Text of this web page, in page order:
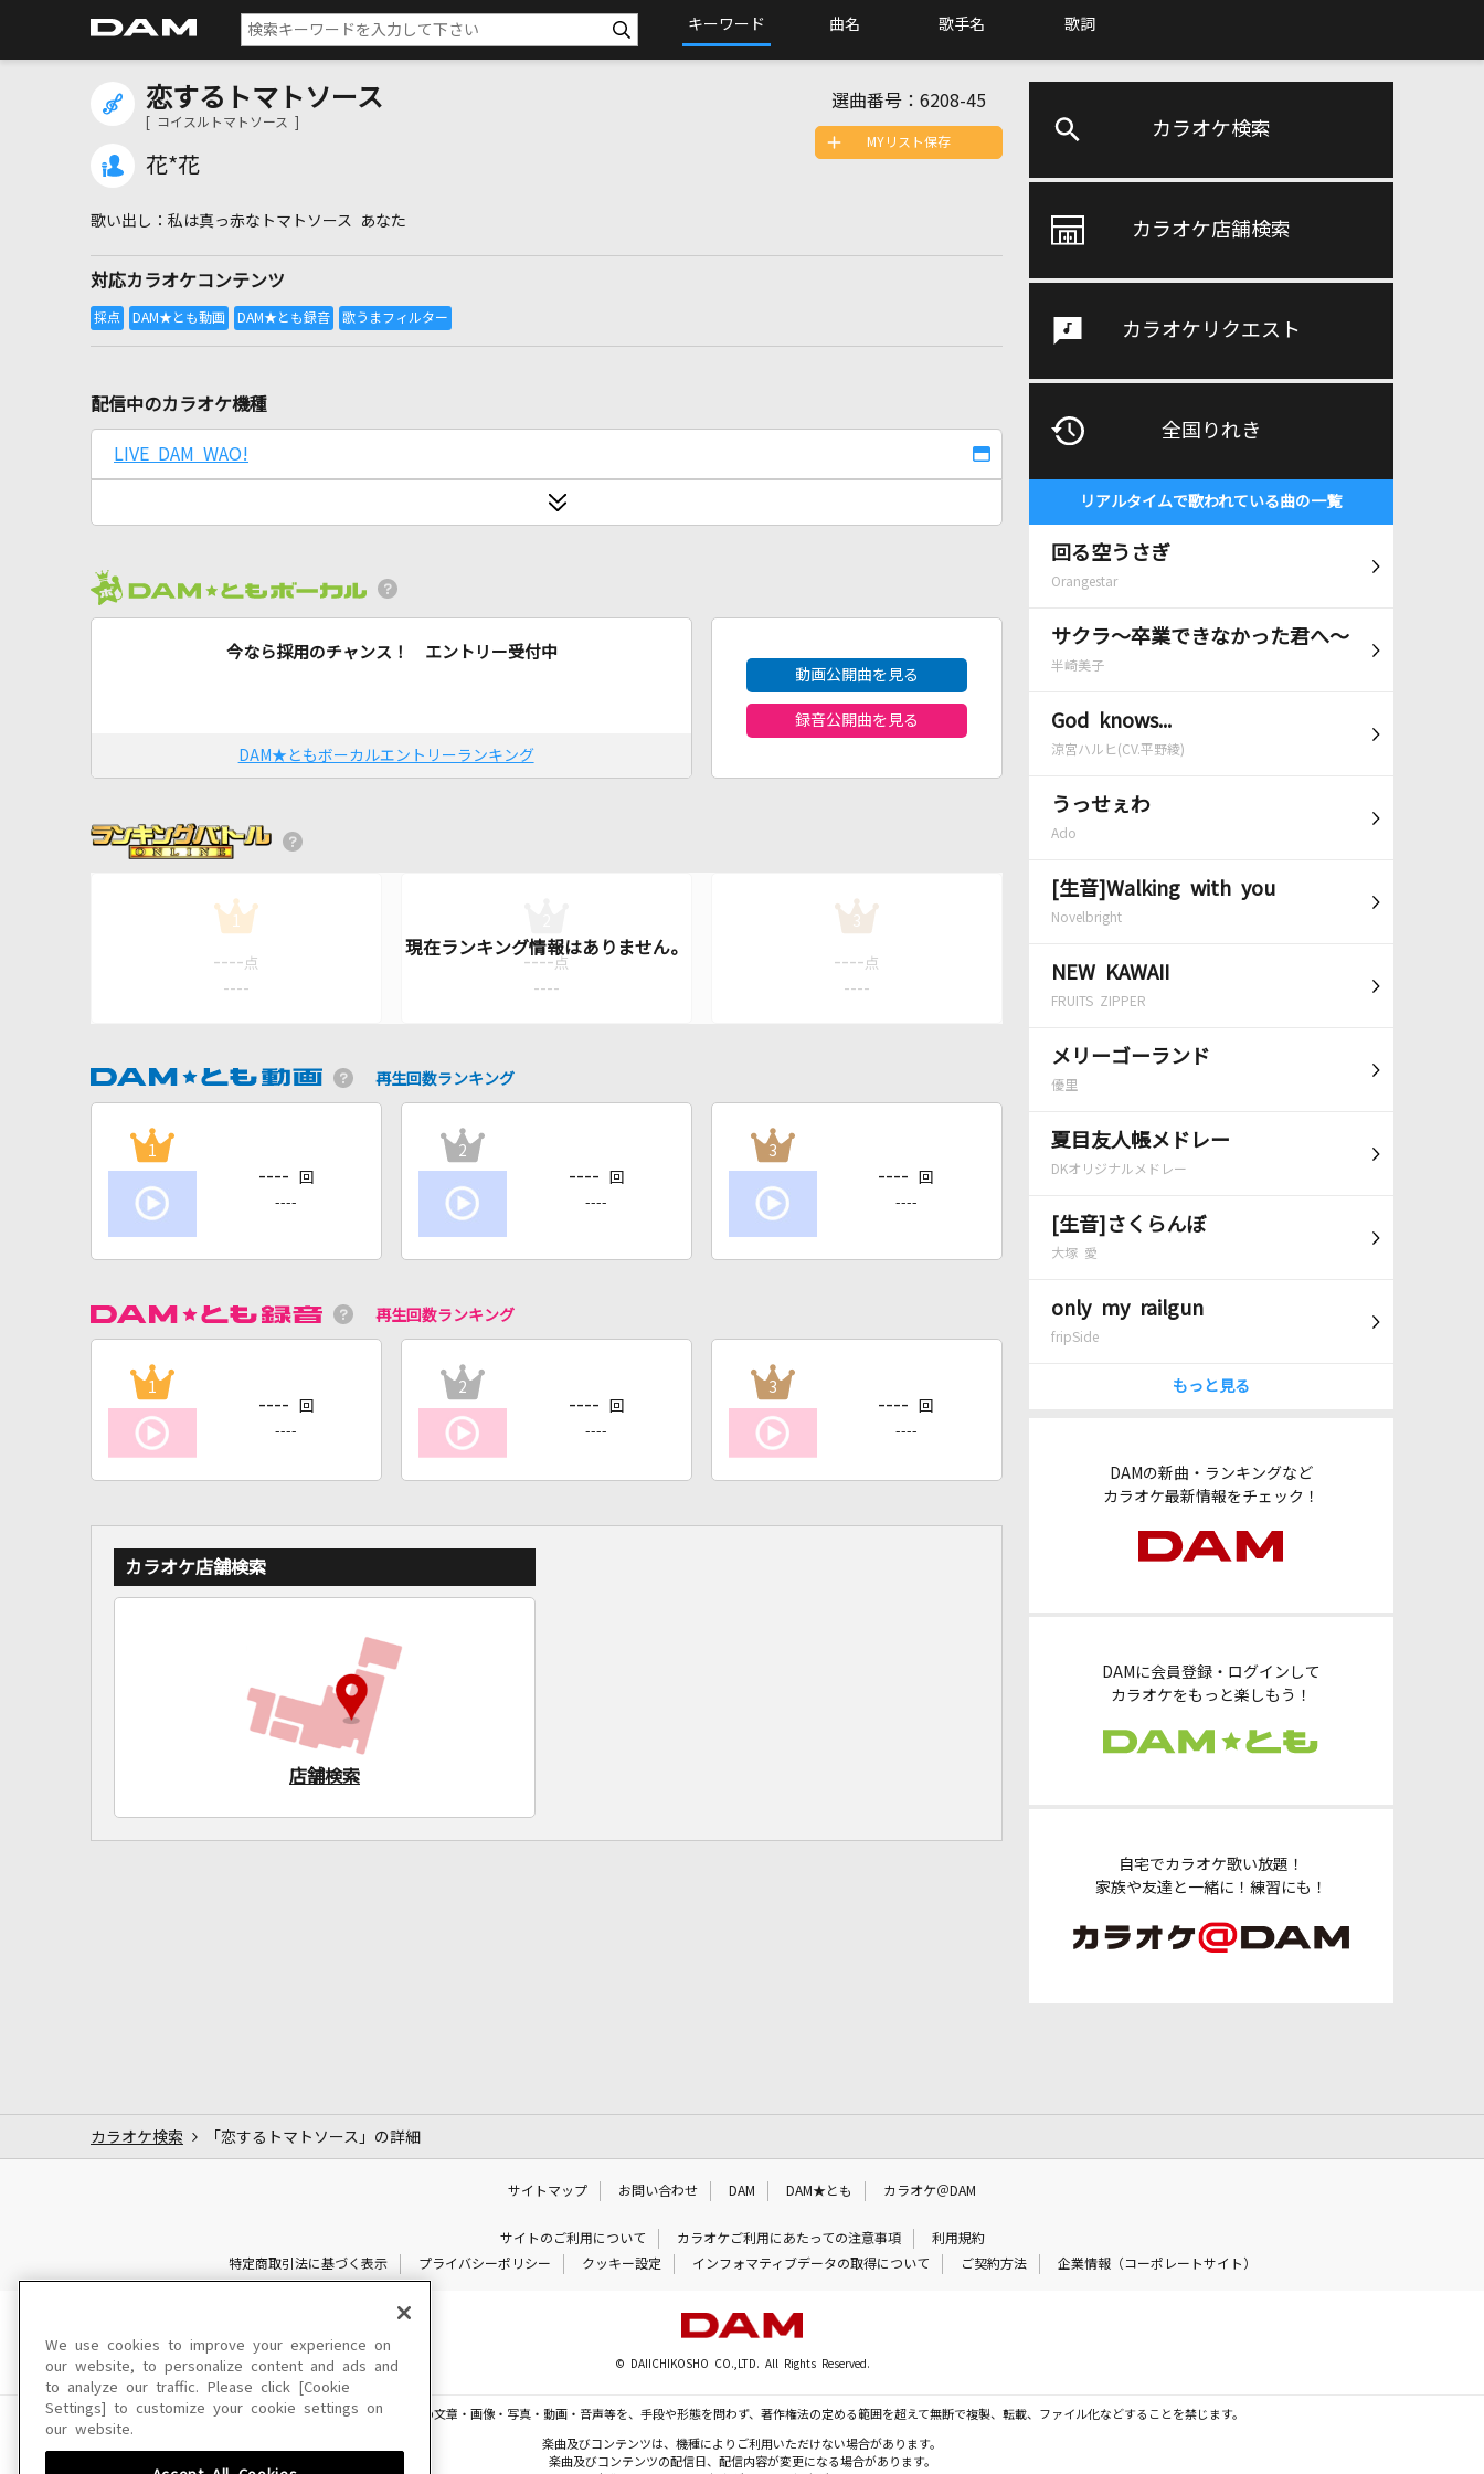
キーワード 曲名 歌手名 歌詞
カラオケ検索
カラオケ店舗検索
カラオケリクエスト
全国りれき
リアルタイムで歌われている曲の一覧
回る空うさぎ
Orangestar
サクラ～卒業できなかった君へ～
半崎美子
God knows...
涼宮ハルヒ(CV.平野綾)
うっせぇわ
Ado
[生音]Walking with you
Novelbright
NEW KAWAII
FRUITS ZIPPER
メリーゴーランド
優里
夏目友人帳メドレー
DKオリジナルメドレー
[生音]さくらんぼ
大塚 愛
only my railgun
fripSide
もっと見る
DAMの新曲・ランキングなど
カラオケ最新情報をチェック！
DAMに会員登録・ログインして
カラオケをもっと楽しもう！
自宅でカラオケ歌い放題！
家族や友達と一緒に！練習にも！
恋するトマトソース
[ コイスルトマトソース ]
花*花
選曲番号： 6208-45
私は真っ赤なトマトソース あなた
対応カラオケコンテンツ
MYリスト保存
配信中のカラオケ機種
LIVE DAM WAO!
今なら採用のチャンス！ エントリー受付中
DAM★ともボーカルエントリーランキング
動画公開曲を見る
録音公開曲を見る
1
---- 点
----
---- 点
----
3
---- 点
----
再生回数ランキング
1
---- 回
----
2
---- 回
----
3
---- 回
----
再生回数ランキング
1
---- 回
----
2
---- 回
----
3
---- 回
----
カラオケ店舗検索
店舗検索
カラオケ検索 「恋するトマトソース」の詳細
サイトマップ お問い合わせ DAM DAM★とも カラオケ＠DAM
サイトのご利用について カラオケご利用にあたっての注意事項
利用規約
特定商取引法に基づく表示
プライバシーポリシー クッキー設定 インフォマティブデータの取得について ご契約方法 企業情報（コーポレートサイト）
© DAIICHIKOSHO CO.,LTD. All Rights Reserved.
このサイトに掲載されている一切の文章・画像・写真・動画・音声等を、手段や形態を問わず、著作権法の定める範囲を超えて無断で複製、転載、ファイル化などすることを禁じます。
楽曲及びコンテンツは、機種によりご利用いただけない場合があります。
楽曲及びコンテンツの配信日、配信内容が変更になる場合があります。
We use cookies to improve your experience on
our website, to personalize content and ads and
to analyze our traffic. Please click [Cookie
Settings] to customize your cookie settings on
our website.